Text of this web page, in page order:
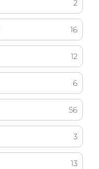
2
16
12
6
56
3
13